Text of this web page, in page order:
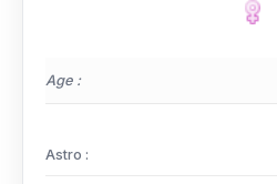
Age :
Astro :